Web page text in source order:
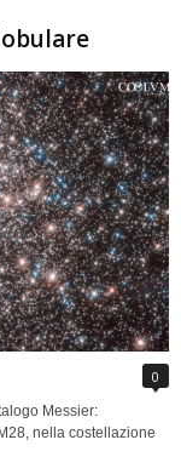
0
Messier:
nella costellazione